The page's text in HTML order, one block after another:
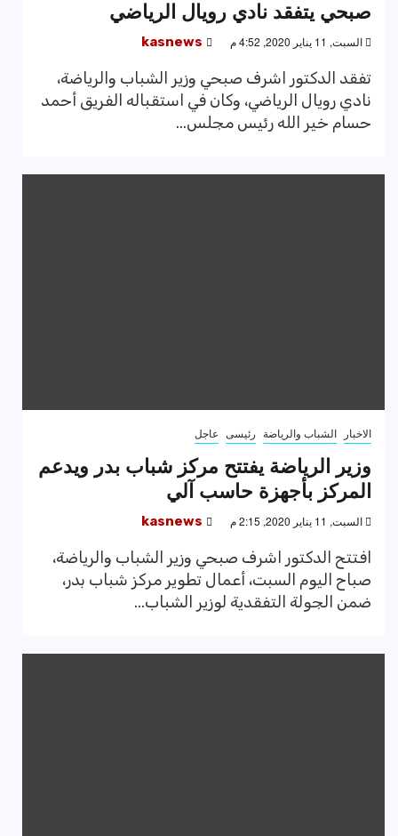
صبحي يتفقد نادي رويال الرياضي
السبت, 11 يناير 2020, 4:52 م kasnews
تفقد الدكتور اشرف صبحي وزير الشباب والرياضة،
نادي رويال الرياضي، وكان في استقباله الفريق أحمد
حسام خير الله رئيس مجلس...
الاخبار الشباب والرياضة رئيسى عاجل
وزير الرياضة يفتتح مركز شباب بدر ويدعم
المركز بأجهزة حاسب آلي
السبت, 11 يناير 2020, 2:15 م kasnews
افتتح الدكتور اشرف صبحي وزير الشباب والرياضة،
صباح اليوم السبت، أعمال تطوير مركز شباب بدر،
ضمن الجولة التفقدية لوزير الشباب...